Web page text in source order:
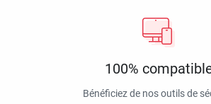
100%
Bénéficiez de nos outils de